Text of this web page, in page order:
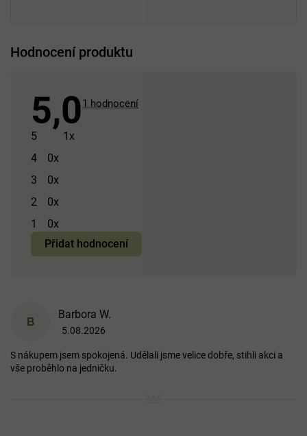
Hodnocení produktu
5,0Průměrné
1 hodnocení
5
1x
4
0x
3
0x
2
0x
1
0x
Přidat hodnocení
s
h
B
Barbora W.
Hodnocení produktu je 5 z 5 hvězdiček.
5.08.2026
S nákupem jsem spokojená. Udělali jsme velice dobře, stihli akci a
vše proběhlo na jedničku.